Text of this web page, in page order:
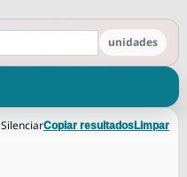
unidades
SilenciarCopiar resultadosLimpar